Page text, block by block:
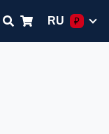
RU ₽